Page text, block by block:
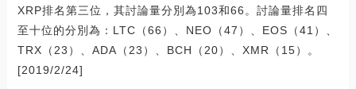
XRP排名第三位，其討論量分別為103和66。討論量排名四
至十位的分別為：LTC（66）、NEO（47）、EOS（41）、
TRX（23）、ADA（23）、BCH（20）、XMR（15）。
[2019/2/24]